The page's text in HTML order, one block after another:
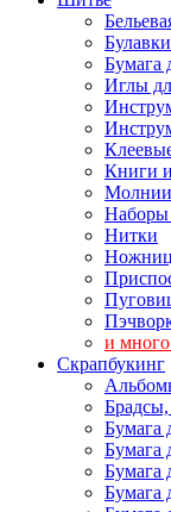
Булавки
Бумага
Иглы
Книги
Молнии
Наборы
Нитки
и
Скрапбукинг
Бумага
Бумага
Бумага
Бумага